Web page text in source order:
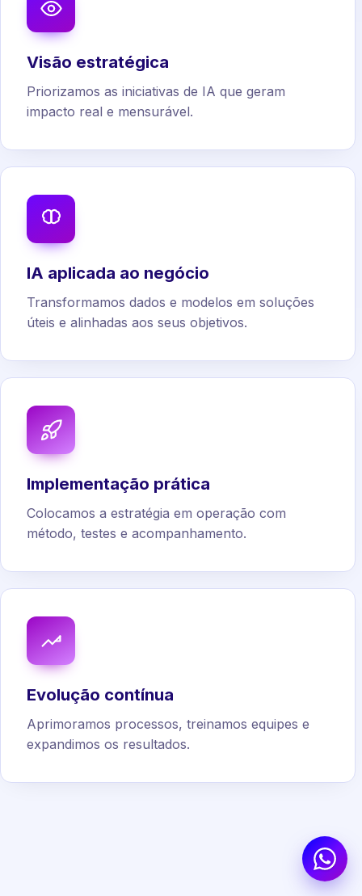
Visão estratégica
Priorizamos as iniciativas de IA que geram
impacto real e mensurável.
IA aplicada ao negócio
Transformamos dados e modelos em soluções
úteis e alinhadas aos seus objetivos.
Implementação prática
Colocamos a estratégia em operação com
método, testes e acompanhamento.
Evolução contínua
Aprimoramos processos, treinamos equipes e
expandimos os resultados.